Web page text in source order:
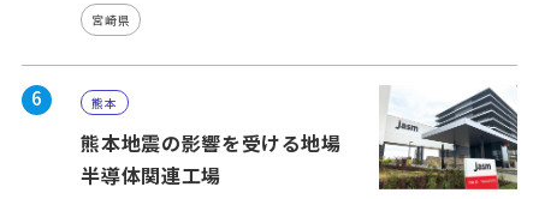
宮崎県
6 熊本
熊本地震の影響を受ける地場
半導体関連工場